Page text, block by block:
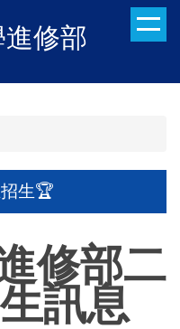
修部
生🏆
修部二
訊息